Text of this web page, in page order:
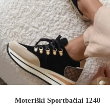
Moteriški Sportbačiai 1240